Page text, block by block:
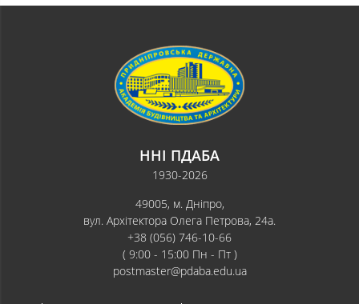
ННІ ПДАБА
1930-2026
49005, м. Дніпро,
вул. Архітектора Олега Петрова, 24а.
+38 (056) 746-10-66
( 9:00 - 15:00 Пн - Пт )
postmaster@pdaba.edu.ua